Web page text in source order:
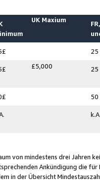
UK Maxium
25
£5,000 25
50
von mindestens drei Jahren
Ankündigung die
in der Übersicht